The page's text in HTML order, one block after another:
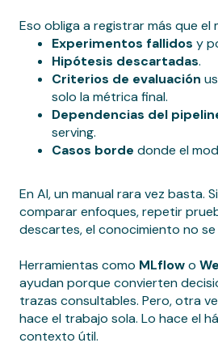
Eso obliga a registrar más que el
Experimentos fallidos y
Hipótesis descartadas.
Criterios de evaluación
solo la métrica final.
Dependencias del
serving.
Casos borde donde el
En AI, un manual rara vez basta.
comparar enfoques, repetir
descartes, el conocimiento no
Herramientas como MLflowo
ayudan porque convierten
trazas consultables. Pero, otra
hace el trabajo sola. Lo hace el
contexto útil.